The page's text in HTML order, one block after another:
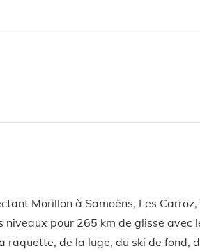
Morillon à Samoëns, Les
pour 265 km de glisse avec
raquette, de la luge, du ski de fond,